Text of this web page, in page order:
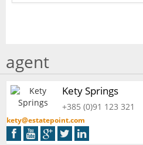
agent
Kety Springs
+385 (0)91 123 321
kety@estatepoint.com